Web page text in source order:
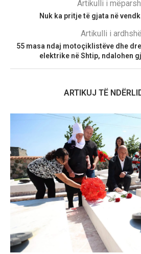
Artikulli i
Nuk ka pritje të gjata në
Artikulli i
55 masa ndaj motoçiklistëve dhe
elektrike në Shtip, ndalohen
ARTIKUJ TË